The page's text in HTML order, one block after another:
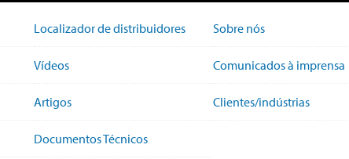
Localizador de distribuidores
Vídeos
Artigos
Documentos Técnicos
Sobre nós
Comunicados à imprensa
Clientes/indústrias